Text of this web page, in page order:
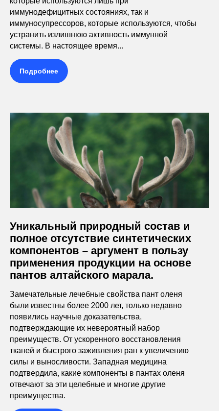
иммунодефицитных состояниях, так и
иммуносупрессоров, которые используются, чтобы
устранить излишнюю активность иммунной
системы. В настоящее время...
Подробнее
Уникальный природный состав и
полное отсутствие синтетических
компонентов – аргумент в пользу
применения продукции на основе
пантов алтайского марала.
Замечательные лечебные свойства пант оленя
были известны более 2000 лет, только недавно
появились научные доказательства,
подтверждающие их невероятный набор
преимуществ. От ускоренного восстановления
тканей и быстрого заживления ран к увеличению
силы и выносливости. Западная медицина
подтвердила, какие компоненты в пантах оленя
отвечают за эти целебные и многие другие
преимущества.